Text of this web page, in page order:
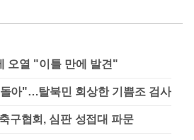
오열 "이틀 만에 발견"
아"…탈북민 회상한 기쁨조 검사
구협회, 심판 성접대 파문